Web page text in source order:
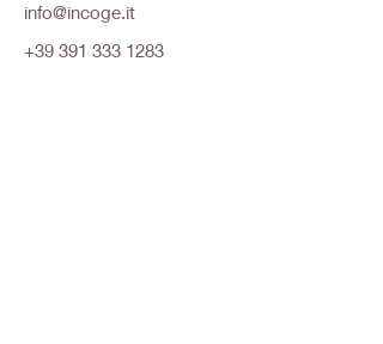
info@incoge.it
+39 391 333 1283